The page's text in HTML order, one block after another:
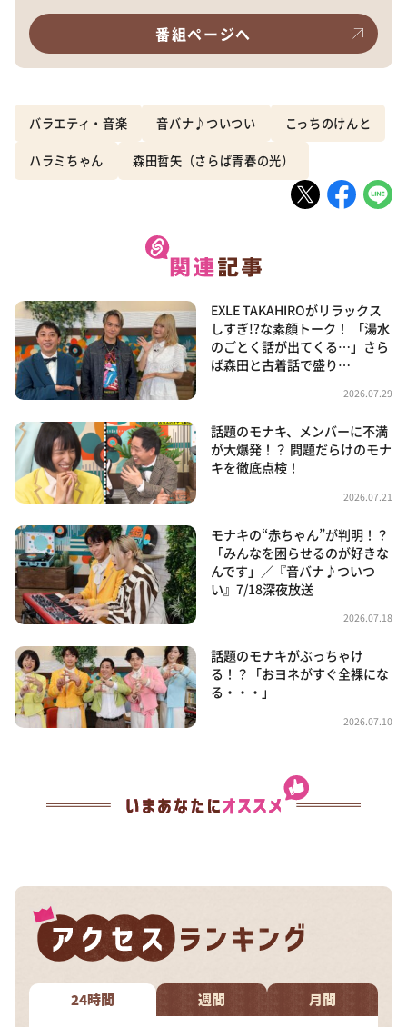
番組ページへ
バラエティ・音楽 音バナ♪ついつい こっちのけんと
ハラミちゃん 森田哲矢（さらば青春の光）
EXLE TAKAHIROがリラックス
しすぎ!?な素顔トーク！ 「湯水
のごとく話が出てくる…」さら
ば森田と古着話で盛り…
2026.07.29
話題のモナキ、メンバーに不満
が大爆発！？ 問題だらけのモナ
キを徹底点検！
2026.07.21
モナキの“赤ちゃん”が判明！？
「みんなを困らせるのが好きな
んです」／『音バナ♪ついつ
い』7/18深夜放送
2026.07.18
話題のモナキがぶっちゃけ
る！？「おヨネがすぐ全裸にな
る・・・」
2026.07.10
24時間 週間 月間